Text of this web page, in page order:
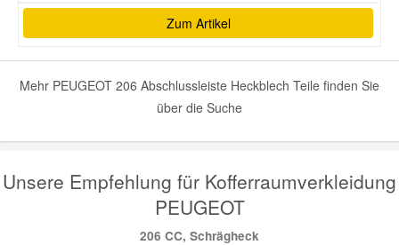
Zum Artikel
Mehr PEUGEOT 206 Abschlussleiste Heckblech Teile finden Sie
über die Suche
Unsere Empfehlung für Kofferraumverkleidung
PEUGEOT
206 CC, Schrägheck